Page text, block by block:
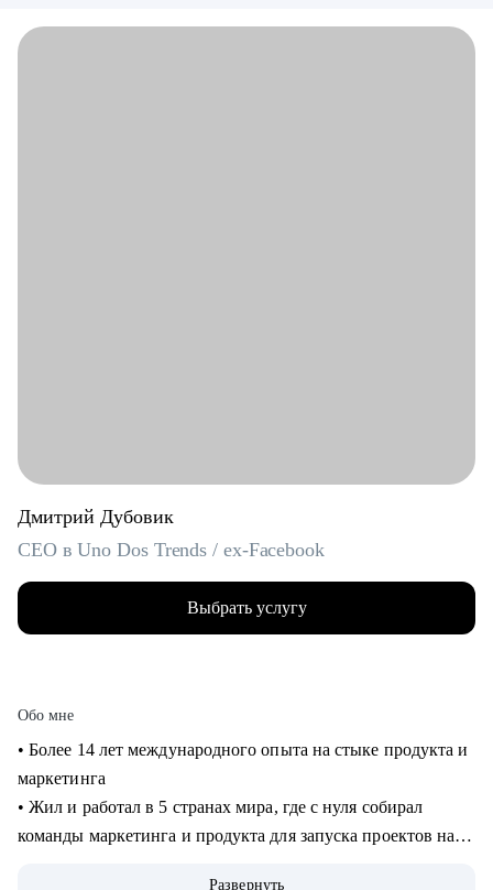
Дмитрий Дубовик
CEO в Uno Dos Trends / ex-Facebook
Выбрать услугу
Обо мне
• Более 14 лет международного опыта на стыке продукта и
маркетинга
• Жил и работал в 5 странах мира, где с нуля собирал
команды маркетинга и продукта для запуска проектов на
Развернуть